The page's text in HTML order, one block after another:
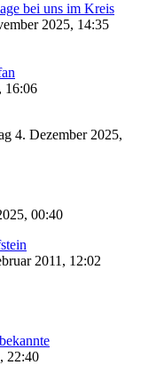
bei uns im Kreis
2025, 14:35
16:06
4. Dezember 2025,
00:40
2011, 12:02
22:40